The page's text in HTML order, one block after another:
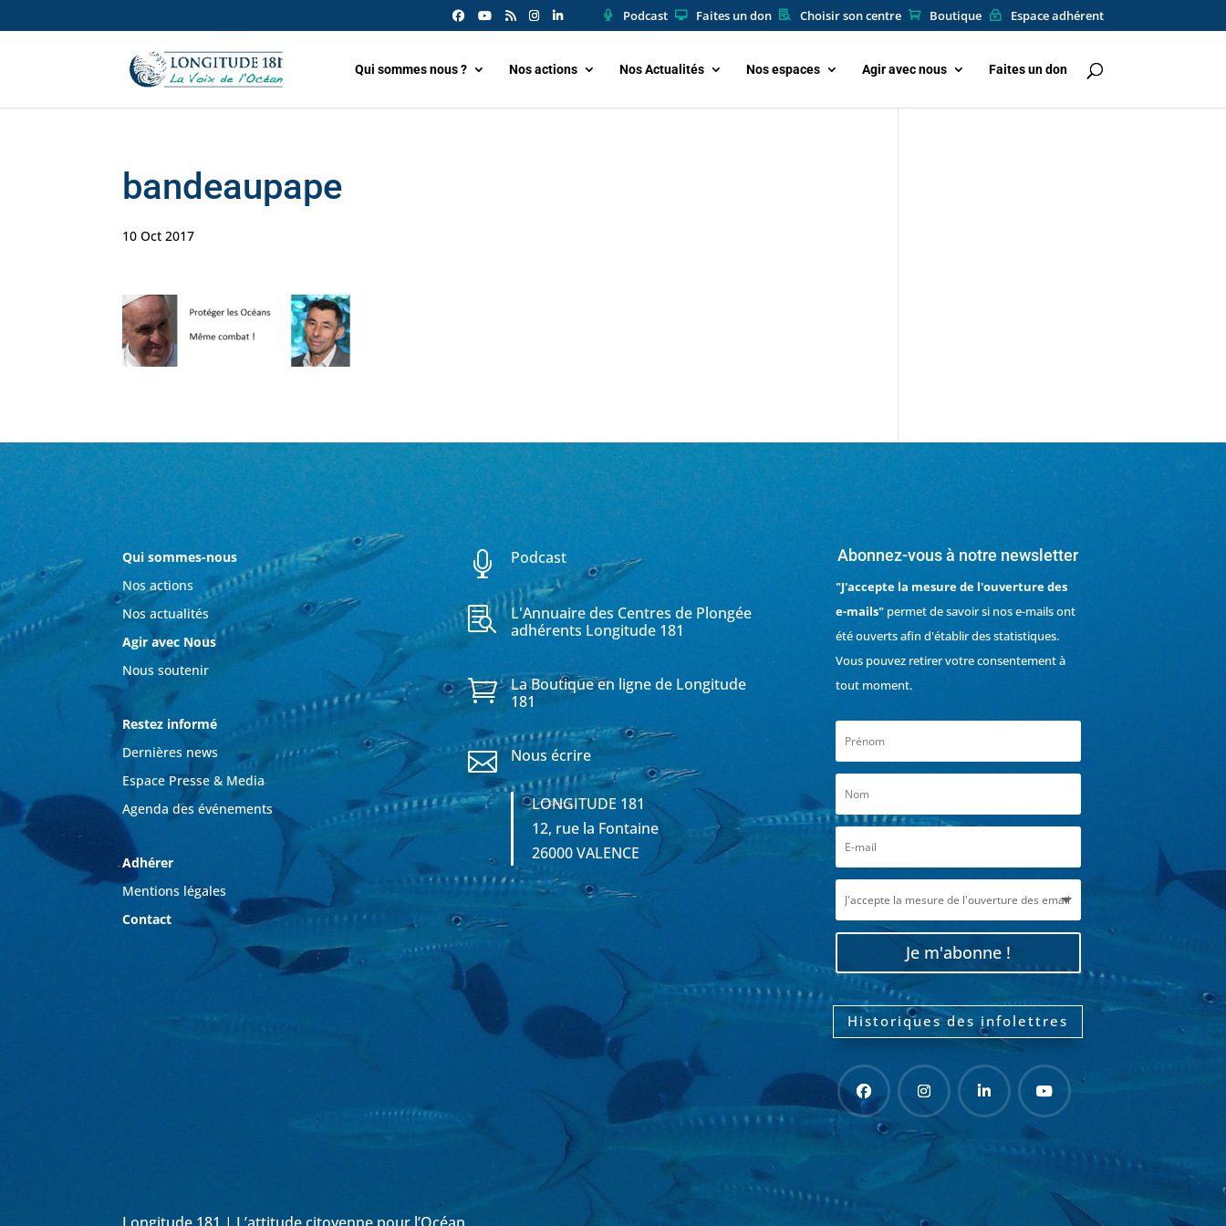
Podcast Faites un don Choisir son centre Boutique Espace adhérent
Qui sommes nous ? Nos actions Nos Actualités Nos espaces Agir avec nous Faites un don
bandeaupape
10 Oct 2017
Qui sommes-nous
Nos actions
Nos actualités
Agir avec Nous
Nous soutenir
Restez informé
Dernières news
Espace Presse & Media
Agenda des événements
Adhérer
Mentions légales
Contact
 Podcast

L'Annuaire des Centres de Plongée
adhérents Longitude 181

La Boutique en ligne de Longitude
181
 Nous écrire
LONGITUDE 181
12, rue la Fontaine
26000 VALENCE
Abonnez-vous à notre newsletter
"J'accepte la mesure de l'ouverture des
e-mails"permet de savoir si nos e-mails ont
été ouverts afin d'établir des statistiques.
Vous pouvez retirer votre consentement à
tout moment.
Je m'abonne !
Historiques des infolettres